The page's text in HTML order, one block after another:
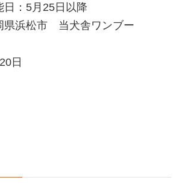
日：5月25日以降
県浜松市 当犬舎ワンブー
日